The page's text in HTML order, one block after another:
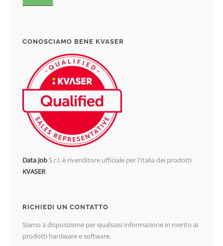
CONOSCIAMO BENE KVASER
Data JobS.r.l. è rivenditore ufficiale per l'Italia dei prodotti
KVASER
RICHIEDI UN CONTATTO
Siamo a disposizione per qualsiasi informazione in merito ai
prodotti hardware e software.